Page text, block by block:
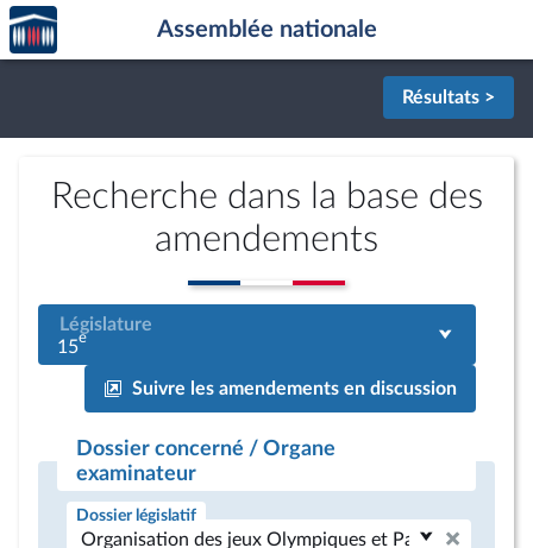
Aller au contenu
Aller en bas de la page
Accèder
à la
page
Assemblée nationale
Résultats >
Recherche dans la base des
amendements
Législature
15e
Suivre les amendements en discussion
Dossier concerné / Organe
examinateur
Dossier législatif